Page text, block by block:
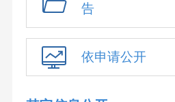
告
依申请公开